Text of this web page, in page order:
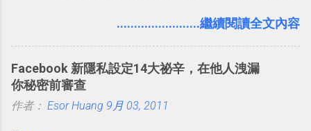
大 Trello 客製化範例教學 2016/11 新增：
Trello 活用與範本下載 2017/2 新增 ： Trello
團隊如何使用 Trello？ 8個專案排程協作重點
技巧 2017/6 新增： 如何用 Trello 規劃自助
旅行？我的 Trello 行程計畫使用技巧教學
累嗎？所以就有了自動化的工具，幫助我們
的軟體中最受好評的，或許就是今天要推薦
的 「 Anki 」 。
具？ 如何用這個 AI 助理，協助我們處理電
........................繼續閱讀全文內容
Facebook 新隱私設定14大祕辛，在他人洩漏
你秘密前審查
作者： Esor Huang 9月 03, 2011